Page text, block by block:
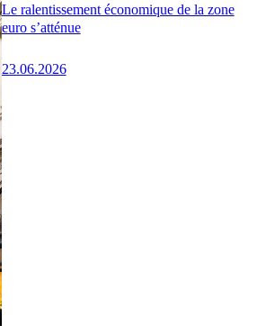
Le ralentissement économique de la zone
euro s’atténue
23.06.2026